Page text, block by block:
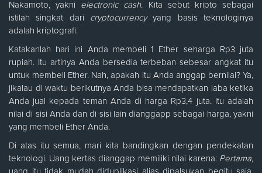
Nakamoto, yakni electronic cash. Kita sebut kripto sebagai
istilah singkat dari cryptocurrencyyang basis teknologinya
adalah kriptografi.
Katakanlah hari ini Anda membeli 1 Ether seharga Rp3 juta
rupiah. Itu artinya Anda bersedia terbeban sebesar angkat itu
untuk membeli Ether. Nah, apakah itu Anda anggap bernilai? Ya,
jikalau di waktu berikutnya Anda bisa mendapatkan laba ketika
Anda jual kepada teman Anda di harga Rp3,4 juta. Itu adalah
nilai di sisi Anda dan di sisi lain dianggapp sebagai harga, yakni
yang membeli Ether Anda.
Di atas itu semua, mari kita bandingkan dengan pendekatan
teknologi. Uang kertas dianggap memiliki nilai karena: Pertama,